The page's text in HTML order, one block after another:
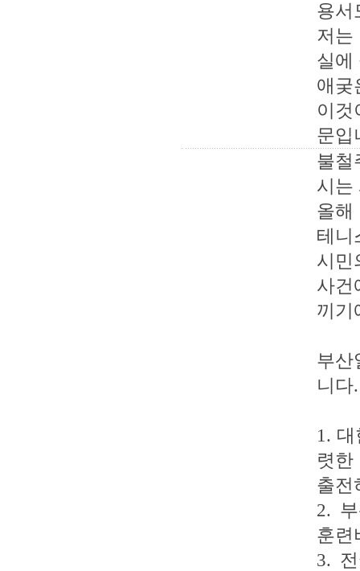
용서
저는
실에
애궂
이
문입
불철
시는
올해
테니
시민
사건
끼기
부산
니다.
1.
렷
출전
2.
훈련
3.